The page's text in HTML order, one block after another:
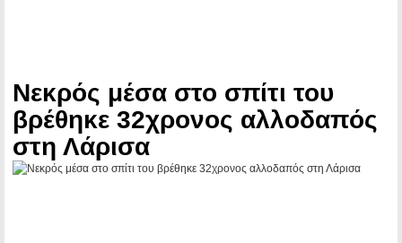
Νεκρός μέσα στο σπίτι του
βρέθηκε 32χρονος αλλοδαπός
στη Λάρισα